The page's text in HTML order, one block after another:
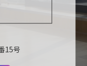
15号